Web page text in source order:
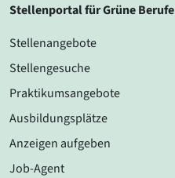
Stellenportal für Grüne Berufe
Stellenangebote
Stellengesuche
Praktikumsangebote
Ausbildungsplätze
Anzeigen aufgeben
Job-Agent